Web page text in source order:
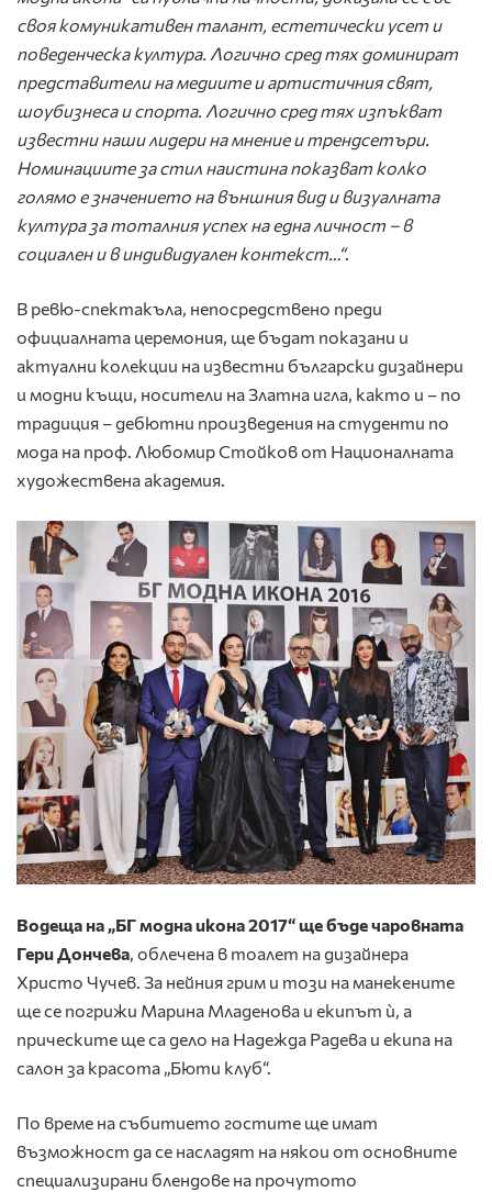
своя комуникативен талант, естетически усет и
поведенческа култура. Логично сред тях доминират
представители на медиите и артистичния свят,
шоубизнеса и спорта. Логично сред тях изпъкват
известни наши лидери на мнение и трендсетъри.
Номинациите за стил наистина показват колко
голямо е значението на външния вид и визуалната
култура за тоталния успех на една личност – в
социален и в индивидуален контекст…“.
В ревю-спектакъла, непосредствено преди
официалната церемония, ще бъдат показани и
актуални колекции на известни български дизайнери
и модни къщи, носители на Златна игла, както и – по
традиция – дебютни произведения на студенти по
мода на проф. Любомир Стойков от Националната
художествена академия.
Водеща на „БГ модна икона 2017“ ще бъде чаровната
Гери Дончева, облечена в тоалет на дизайнера
Христо Чучев. За нейния грим и този на манекените
ще се погрижи Марина Младенова и екипът ѝ, а
прическите ще са дело на Надежда Радева и екипа на
салон за красота „Бюти клуб“.
По време на събитието гостите ще имат
възможност да се насладят на някои от основните
специализирани блендове на прочутото